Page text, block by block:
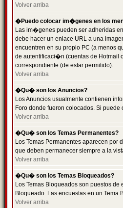
Volver arriba
�Puedo colocar im�genes en los
Las im�genes pueden ser adheridas
debe hacer un enlace URL a una
encuentren en su propio PC (a menos
de autentificaci�n (cuentas de Hotmail
correspondiente (de estar permitido).
Volver arriba
�Qu� son los Anuncios?
Los Anuncios usualmente contienen
Foro donde fueron colocados. Si
Volver arriba
�Qu� son los Temas Permanentes?
Los Temas Permanentes aparecen
que deben permanecer siempre a la
Volver arriba
�Qu� son los Temas Bloqueados?
Los Temas Bloqueados son puestos
Bloqueado. Las encuestas en un
Volver arriba